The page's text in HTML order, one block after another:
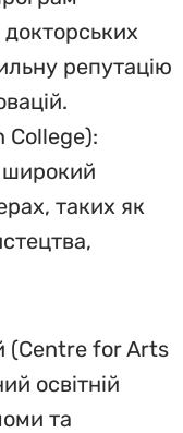
докторських
репутацію
College):
таких як
(Centre for Arts
освітній
та